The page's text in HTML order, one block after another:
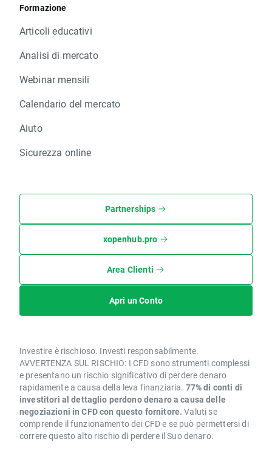
Formazione
Articoli educativi
Analisi di mercato
Webinar mensili
Calendario del mercato
Aiuto
Sicurezza online
Partnerships
xopenhub.pro
Area Clienti
Apri un Conto
Investire è rischioso. Investi responsabilmente.
AVVERTENZA SUL RISCHIO: I CFD sono strumenti complessi
e presentano un rischio significativo di perdere denaro
rapidamente a causa della leva finanziaria. 77% di conti di
investitori al dettaglio perdono denaro a causa delle
negoziazioni in CFD con questo fornitore. Valuti se
comprende il funzionamento dei CFD e se può permettersi di
correre questo alto rischio di perdere il Suo denaro.